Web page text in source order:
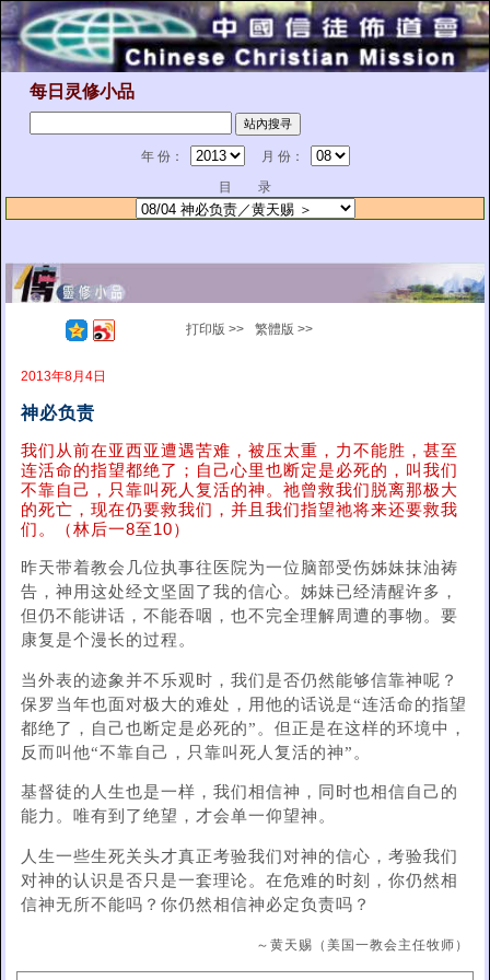
每日灵修小品
年 份：
月 份：
目 录
打印版 >> 繁體版 >>
2013年8月4日
神必负责
我们从前在亚西亚遭遇苦难，被压太重，力不能胜，甚至
连活命的指望都绝了；自己心里也断定是必死的，叫我们
不靠自己，只靠叫死人复活的神。祂曾救我们脱离那极大
的死亡，现在仍要救我们，并且我们指望祂将来还要救我
们。（林后一8至10）
昨天带着教会几位执事往医院为一位脑部受伤姊妹抹油祷
告，神用这处经文坚固了我的信心。姊妹已经清醒许多，
但仍不能讲话，不能吞咽，也不完全理解周遭的事物。要
康复是个漫长的过程。
当外表的迹象并不乐观时，我们是否仍然能够信靠神呢？
保罗当年也面对极大的难处，用他的话说是“连活命的指望
都绝了，自己也断定是必死的”。但正是在这样的环境中，
反而叫他“不靠自己，只靠叫死人复活的神”。
基督徒的人生也是一样，我们相信神，同时也相信自己的
能力。唯有到了绝望，才会单一仰望神。
人生一些生死关头才真正考验我们对神的信心，考验我们
对神的认识是否只是一套理论。在危难的时刻，你仍然相
信神无所不能吗？你仍然相信神必定负责吗？
～黄天赐（美国一教会主任牧师）